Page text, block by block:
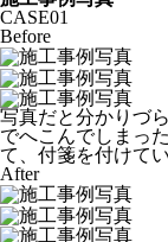
CASE01
Before
写真だと分かりづ
でへこんでしまっ
て、付箋を付けて
After